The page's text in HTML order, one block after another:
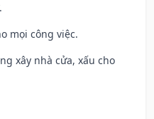
mọi công việc.
xây nhà cửa, xấu cho